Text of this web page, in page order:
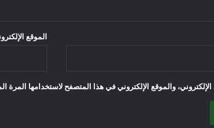
الموقع
والموقع الإلكتروني في هذا المتصفح لاستخدامها المرة